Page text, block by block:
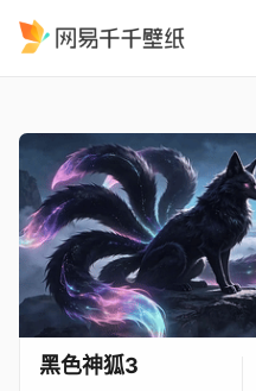
黑色神狐3